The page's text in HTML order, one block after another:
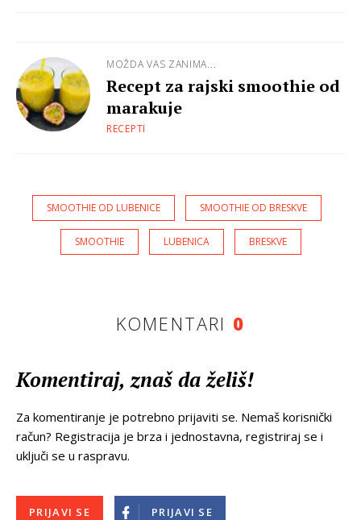
MOŽDA VAS ZANIMA...
Recept za rajski smoothie od
marakuje
RECEPTI
SMOOTHIE OD LUBENICE SMOOTHIE OD BRESKVE
SMOOTHIE LUBENICA BRESKVE
KOMENTARI 0
Komentiraj, znaš da želiš!
Za komentiranje je potrebno prijaviti se. Nemaš korisnički
račun? Registracija je brza i jednostavna, registriraj se i
uključi se u raspravu.
PRIJAVI SE PRIJAVI SE